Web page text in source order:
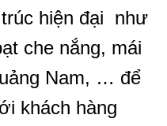
hiện đại như
che nắng, mái
Nam, … để
khách hàng